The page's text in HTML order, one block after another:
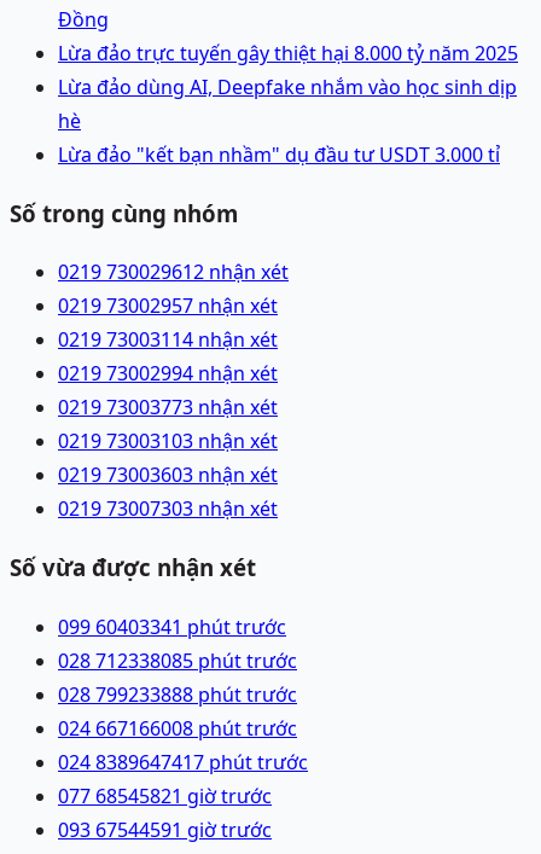
Đồng
Lừa đảo trực tuyến gây thiệt hại 8.000 tỷ năm 2025
Lừa đảo dùng AI, Deepfake nhắm vào học sinh dịp
hè
Lừa đảo "kết bạn nhầm" dụ đầu tư USDT 3.000 tỉ
Số trong cùng nhóm
0219 730029612 nhận xét
0219 73002957 nhận xét
0219 73003114 nhận xét
0219 73002994 nhận xét
0219 73003773 nhận xét
0219 73003103 nhận xét
0219 73003603 nhận xét
0219 73007303 nhận xét
Số vừa được nhận xét
099 60403341 phút trước
028 712338085 phút trước
028 799233888 phút trước
024 667166008 phút trước
024 8389647417 phút trước
077 68545821 giờ trước
093 67544591 giờ trước